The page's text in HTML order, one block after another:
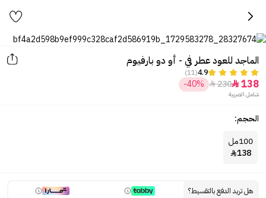
الماجد للعود عطر في - أو دو بارفيوم
4.9
(11)
138

230

-40%
شامل الضريبة
الحجم:
100مل
138

هل تريد الدفع بالتقسيط؟